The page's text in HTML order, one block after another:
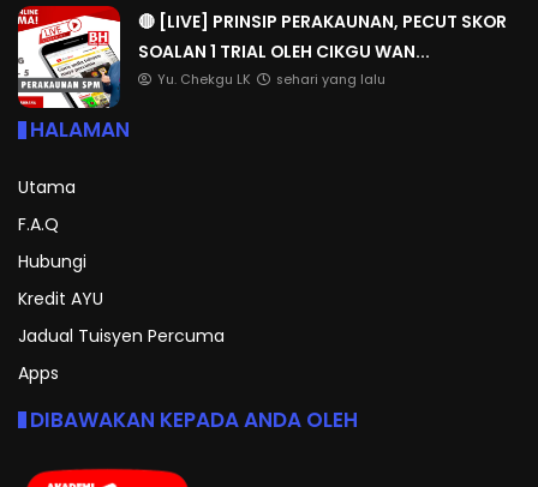
🔴 [LIVE] PRINSIP PERAKAUNAN, PECUT SKOR
SOALAN 1 TRIAL OLEH CIKGU WAN...
Yu. Chekgu LK sehari yang lalu
HALAMAN
Utama
F.A.Q
Hubungi
Kredit AYU
Jadual Tuisyen Percuma
Apps
DIBAWAKAN KEPADA ANDA OLEH